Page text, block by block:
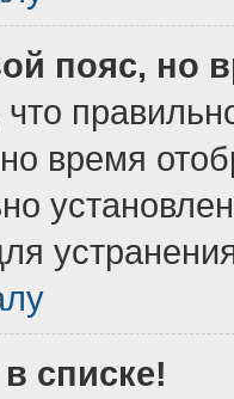
пояс, но
время
списке!